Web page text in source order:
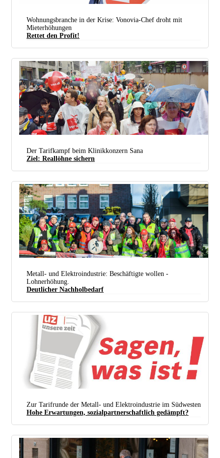
(Foto: Die Linke NRW)
Wohnungsbranche in der Krise: Vonovia-Chef droht mit
Mieterhöhungen
Rettet den Profit!
auch Einfluss auf die Tarifrunde beim Klinikkonzern Sana. Zieht Sana nicht nach, wandern die
Beschäftigten ab. (Foto: Uwe Hiksch / Flickr / CC BY-NC-SA 2.0
Der Tarifkampf beim Klinikkonzern Sana
Ziel: Reallöhne sichern
Metall- und Elektroindustrie: Beschäftigte wollen ­
Lohnerhöhung.
Deutlicher Nachholbedarf
Zur Tarifrunde der Metall- und Elektroindustrie im Südwesten
Hohe Erwartungen, sozialpartnerschaftlich gedämpft?